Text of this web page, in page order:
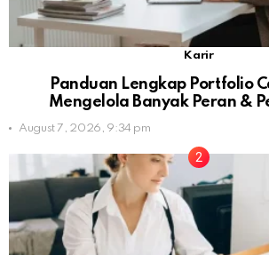
Karir
Panduan Lengkap Portfolio
Mengelola Banyak Peran &
August 7, 2026, 9:34 pm